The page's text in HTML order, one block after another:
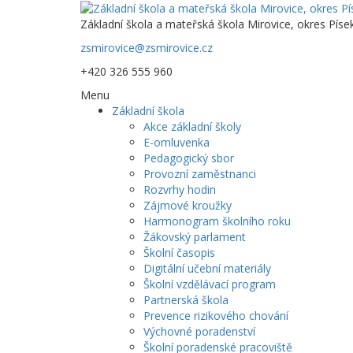
Základní škola a mateřská škola Mirovice, okres
zsmirovice@zsmirovice.cz
+420 326 555 960
Menu
Základní škola
Akce základní školy
E-omluvenka
Pedagogický sbor
Provozní zaměstnanci
Rozvrhy hodin
Zájmové kroužky
Harmonogram školního roku
Žákovský parlament
Školní časopis
Digitální učební materiály
Školní vzdělávací program
Partnerská škola
Prevence rizikového chování
Výchovné poradenství
Školní poradenské pracoviště